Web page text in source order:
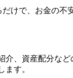
けで、お金の不
、資産配分な
す。